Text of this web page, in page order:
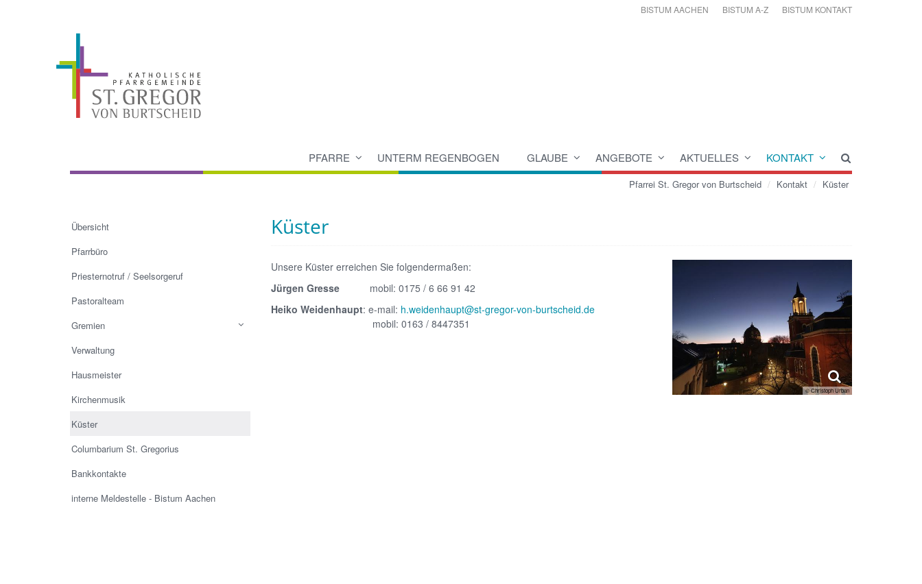
BISTUM AACHEN BISTUM A-Z BISTUM KONTAKT
PFARRE UNTERM REGENBOGEN GLAUBE ANGEBOTE AKTUELLES KONTAKT
Pfarrei St. Gregor von Burtscheid Kontakt Küster
Küster
© Christoph Urban
Unsere Küster erreichen Sie folgendermaßen:
Jürgen Gresse
mobil: 0175 / 6 66 91 42
Heiko Weidenhaupt: e-mail: h.weidenhaupt@st-gregor-von-burtscheid.de
mobil: 0163 / 8447351
Übersicht
Pfarrbüro
Priesternotruf / Seelsorgeruf
Pastoralteam
Gremien
Verwaltung
Hausmeister
Kirchenmusik
Küster
Columbarium St. Gregorius
Bankkontakte
interne Meldestelle - Bistum Aachen